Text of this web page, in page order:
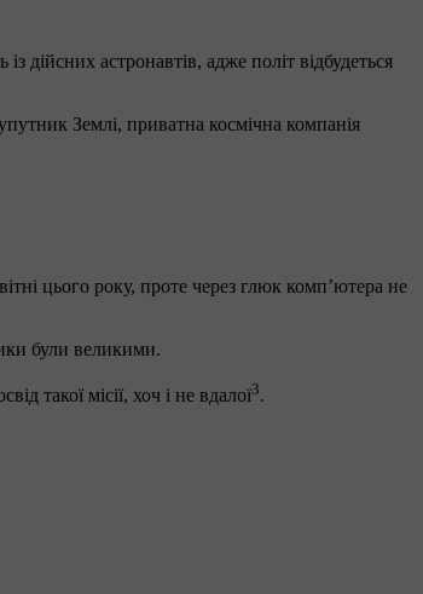
астронавтів, адже політ відбудеться
Землі, приватна космічна компанія
цього року, проте через глюк комп’ютера не
були великими.
такої місії, хоч і не вдалої3.